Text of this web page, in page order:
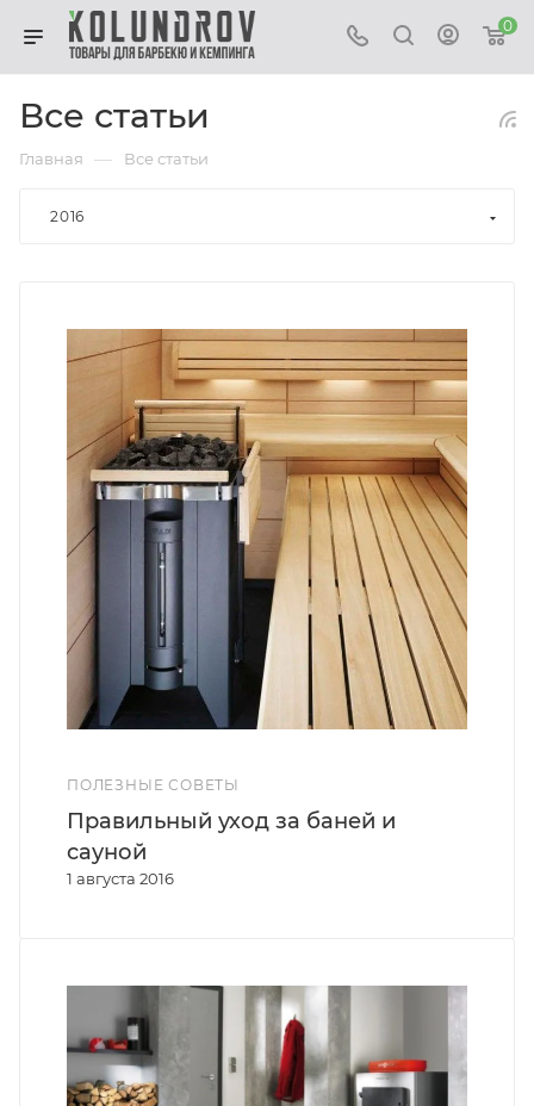
0
Все статьи
Главная — Все статьи
2016
ПОЛЕЗНЫЕ СОВЕТЫ
1 августа 2016
Правильный уход за баней и
сауной